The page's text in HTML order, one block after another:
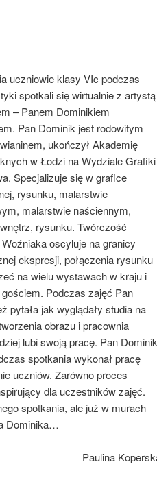
uczniowie klasy VIc podczas
spotkali się wirtualnie z artystą
– Panem Dominikiem
Pan Dominik jest rodowitym
ukończył Akademię
w Łodzi na Wydziale Grafiki
Specjalizuje się w grafice
rysunku, malarstwie
malarstwie naściennym,
rysunku. Twórczość
oscyluje na granicy
ekspresji, połączenia rysunku
na wielu wystawach w kraju i
Podczas zajęć Pan
pytała jak wyglądały studia na
obrazu i pracownia
lubi swoją pracę. Pan Dominik
spotkania wykonał pracę
uczniów. Zarówno proces
dla uczestników zajęć.
spotkania, ale już w murach
Dominika…
Paulina